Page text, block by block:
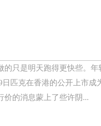
只是明天跑得更快些。
匹克在香港的公开上市成
价的消息蒙上了些许阴...